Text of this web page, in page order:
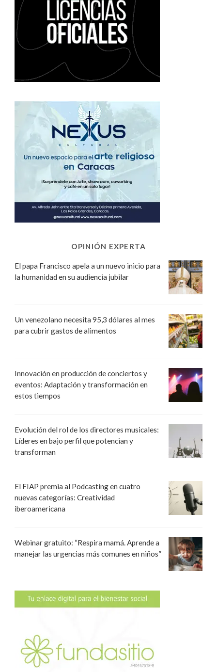
OPINIÓN EXPERTA
El papa Francisco apela a un nuevo inicio para
la humanidad en su audiencia jubilar
Un venezolano necesita 95,3 dólares al mes
para cubrir gastos de alimentos
Innovación en producción de conciertos y
eventos: Adaptación y transformación en
estos tiempos
Evolución del rol de los directores musicales:
Líderes en bajo perfil que potencian y
transforman
El FIAP premia al Podcasting en cuatro
nuevas categorías: Creatividad
iberoamericana
Webinar gratuito: “Respira mamá. Aprende a
manejar las urgencias más comunes en niños”